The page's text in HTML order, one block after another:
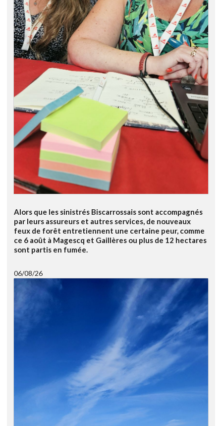
Alors que les sinistrés Biscarrossais sont accompagnés
par leurs assureurs et autres services, de nouveaux
feux de forêt entretiennent une certaine peur, comme
ce 6 août à Magescq et Gaillères ou plus de 12 hectares
sont partis en fumée.
06/08/26